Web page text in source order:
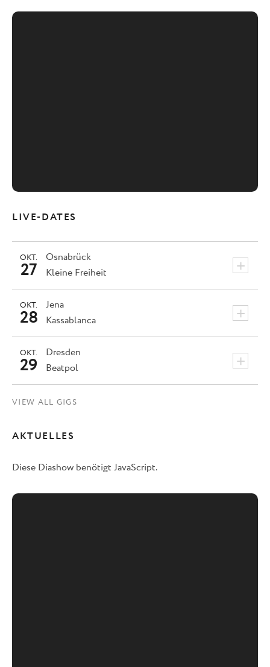
LIVE-DATES
Osnabrück +
OKT.
27 Kleine Freiheit
Jena +
OKT.
28 Kassablanca
Dresden +
OKT.
29 Beatpol
VIEW ALL GIGS
AKTUELLES
Diese Diashow benötigt JavaScript.